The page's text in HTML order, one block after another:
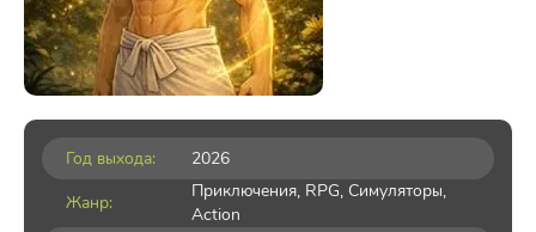
Год выхода:
2026
Жанр:
Приключения, RPG, Симуляторы,
Action